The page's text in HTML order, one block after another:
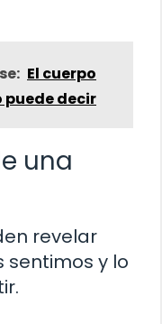
El cuerpo
puede decir
una
revelar
sentimos y lo